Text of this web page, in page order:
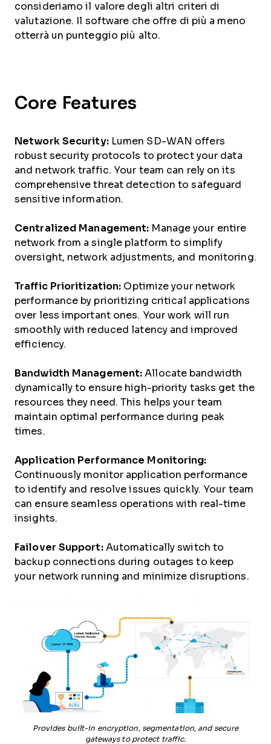
consideriamo il valore degli altri criteri di
valutazione. Il software che offre di più a meno
otterrà un punteggio più alto.
Core Features
Network Security:Lumen SD-WAN offers
robust security protocols to protect your data
and network traffic. Your team can rely on its
comprehensive threat detection to safeguard
sensitive information.
Centralized Management: Manage your entire
network from a single platform to simplify
oversight, network adjustments, and monitoring.
Traffic Prioritization: Optimize your network
performance by prioritizing critical applications
over less important ones. Your work will run
smoothly with reduced latency and improved
efficiency.
Bandwidth Management: Allocate bandwidth
dynamically to ensure high-priority tasks get the
resources they need. This helps your team
maintain optimal performance during peak
times.
Application Performance Monitoring:
Continuously monitor application performance
to identify and resolve issues quickly. Your team
can ensure seamless operations with real-time
insights.
Failover Support:Automatically switch to
backup connections during outages to keep
your network running and minimize disruptions.
Provides built-in encryption, segmentation, and secure
gateways to protect traffic.